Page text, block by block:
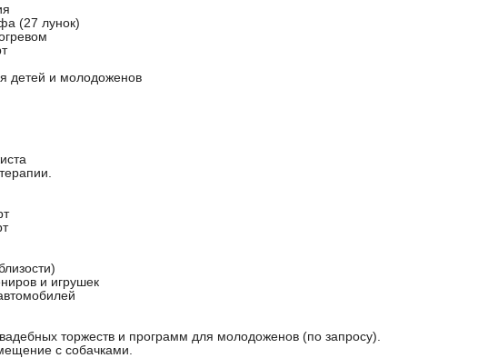
(27 лунок)
детей и молодоженов
и игрушек
торжеств и программ для молодоженов (по запросу).
с собачками.